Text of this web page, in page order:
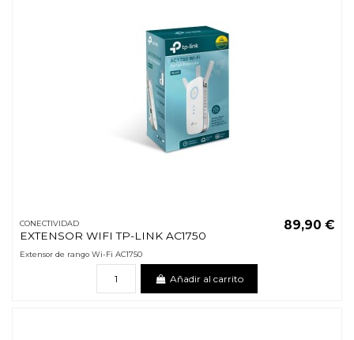
CONECTIVIDAD
EXTENSOR WIFI TP-LINK AC1750
89,90 €
Extensor de rango Wi-Fi AC1750
Añadir al carrito